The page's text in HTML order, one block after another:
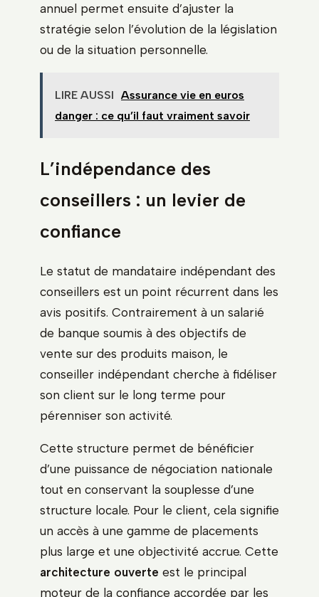
annuel permet ensuite d’ajuster la
stratégie selon l’évolution de la législation
ou de la situation personnelle.
LIRE AUSSI Assurance vie en euros
danger : ce qu’il faut vraiment savoir
L’indépendance des
conseillers : un levier de
confiance
Le statut de mandataire indépendant des
conseillers est un point récurrent dans les
avis positifs. Contrairement à un salarié
de banque soumis à des objectifs de
vente sur des produits maison, le
conseiller indépendant cherche à fidéliser
son client sur le long terme pour
pérenniser son activité.
Cette structure permet de bénéficier
d’une puissance de négociation nationale
tout en conservant la souplesse d’une
structure locale. Pour le client, cela signifie
un accès à une gamme de placements
plus large et une objectivité accrue. Cette
architecture ouverte est le principal
moteur de la confiance accordée par les